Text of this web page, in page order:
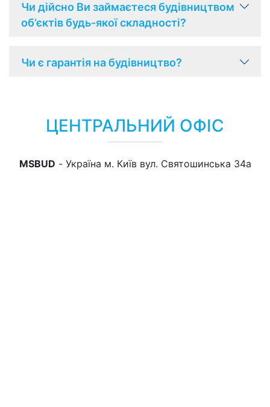
Чи дійсно Ви займаєтеся будівництвом
об’єктів будь-якої складності?
Чи є гарантія на будівництво?
ЦЕНТРАЛЬНИЙ ОФІС
MSBUD - Україна м. Київ вул. Святошинська 34a